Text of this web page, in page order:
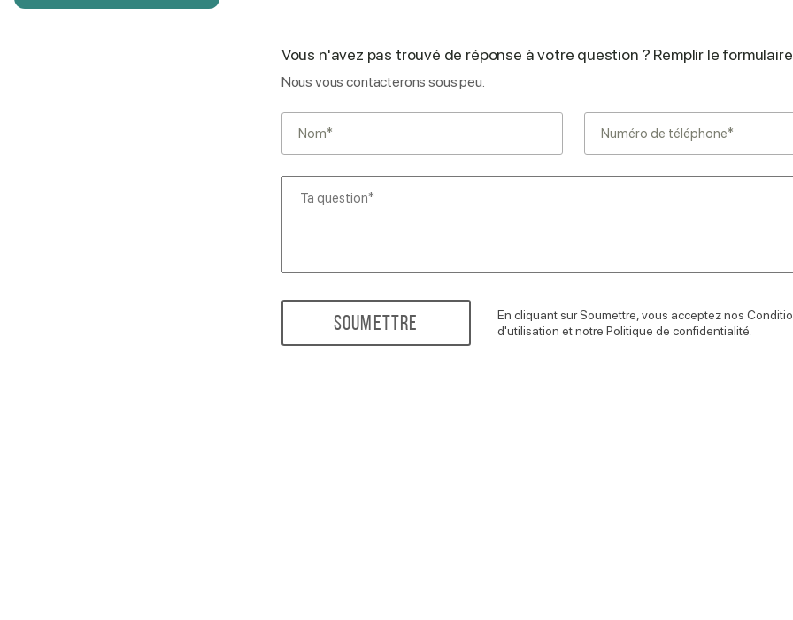
Vous n'avez pas trouvé de réponse à votre question ? Remplir le
Nous vous contacterons sous peu.
SOUMETTRE
En cliquant sur Soumettre, vous acceptez nos
d'utilisation et notre Politique de confidentialité.